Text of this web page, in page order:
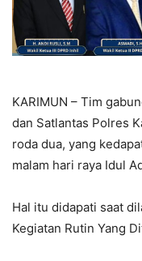
KARIMUN – Tim
dan Satlantas Polres
roda dua, yang
malam hari raya Idul
Hal itu didapati saat
Kegiatan Rutin Yang